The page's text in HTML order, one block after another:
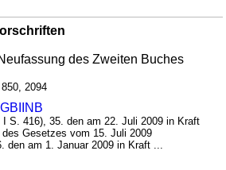
des Zweiten Buches
2094
S. 416), 35. den am 22. Juli 2009 in Kraft
des Gesetzes vom 15. Juli 2009
den am 1. Januar 2009 in Kraft ...